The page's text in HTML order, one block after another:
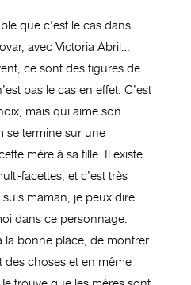
que c’est le cas dans
avec Victoria Abril…
ce sont des figures de
pas le cas en effet. C’est
mais qui aime son
se termine sur une
mère à sa fille. Il existe
facettes, et c’est très
maman, je peux dire
dans ce personnage.
la bonne place, de montrer
des choses et en même